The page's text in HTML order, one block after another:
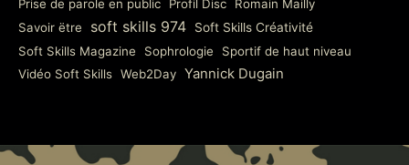
Prise de parole en public Profil Disc
Romain Mailly
Savoir ëtre
soft skills 974
Soft Skills Créativité
Soft Skills Magazine
Sophrologie
Sportif de haut niveau
Vidéo Soft Skills Web2Day Yannick Dugain